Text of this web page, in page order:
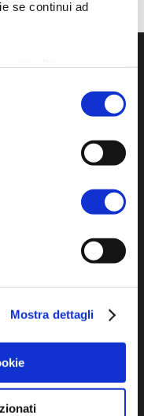
se continui ad
Mostra dettagli
of the Union of
(RA)